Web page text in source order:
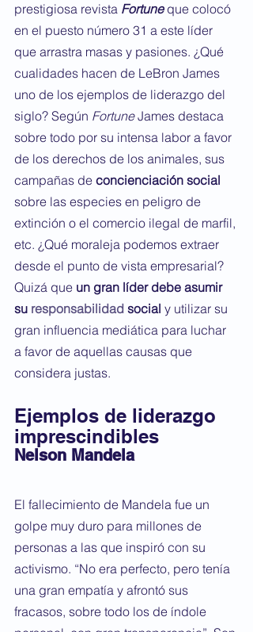
prestigiosa revista Fortune que colocó
en el puesto número 31 a este líder
que arrastra masas y pasiones. ¿Qué
cualidades hacen de LeBron James
uno de los ejemplos de liderazgo del
siglo? Según Fortune James destaca
sobre todo por su intensa labor a favor
de los derechos de los animales, sus
campañas de concienciación social
sobre las especies en peligro de
extinción o el comercio ilegal de marfil,
etc. ¿Qué moraleja podemos extraer
desde el punto de vista empresarial?
Quizá que un gran líder debe asumir
su responsabilidad social y utilizar su
gran influencia mediática para luchar
a favor de aquellas causas que
considera justas.
Ejemplos de liderazgo
imprescindibles
Nelson Mandela
El fallecimiento de Mandela fue un
golpe muy duro para millones de
personas a las que inspiró con su
activismo. “No era perfecto, pero tenía
una gran empatía y afrontó sus
fracasos, sobre todo los de índole